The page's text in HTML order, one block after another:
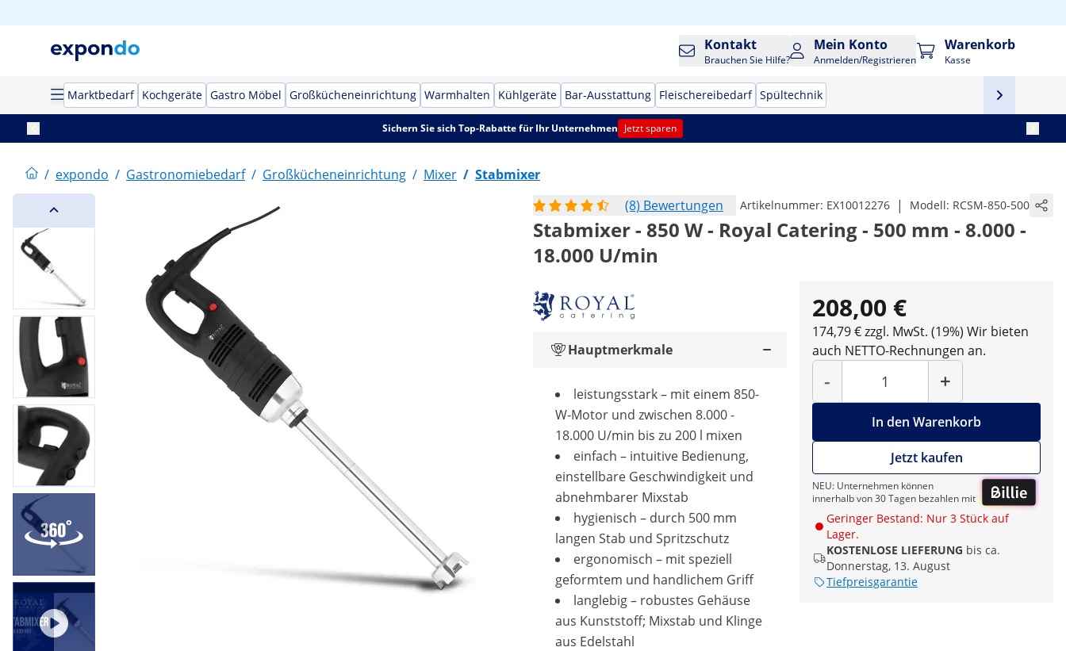
Kontakt
Brauchen Sie Hilfe?
Mein Konto
Anmelden/Registrieren
Warenkorb
Kasse
Marktbedarf Kochgeräte Gastro Möbel Großkücheneinrichtung Warmhalten Kühlgeräte Bar-Ausstattung Fleischereibedarf Spültechnik
Sichern Sie sich Top-Rabatte für Ihr Unternehmen Jetzt sparen
/ expondo / Gastronomiebedarf / Großkücheneinrichtung / Mixer / Stabmixer
(8) Bewertungen
Artikelnummer: EX10012276 | Modell: RCSM-850-500
Stabmixer - 850 W - Royal Catering - 500 mm - 8.000 -
18.000 U/min
208,00 €
174,79 € zzgl. MwSt. (19%) Wir bieten
auch NETTO-Rechnungen an.
-
Menge
+
In den Warenkorb
Jetzt kaufen
NEU: Unternehmen können
innerhalb von 30 Tagen bezahlen mit
Geringer Bestand: Nur 3 Stück auf
Lager.
KOSTENLOSE LIEFERUNG bis ca.
Donnerstag, 13. August
Tiefpreisgarantie
Hauptmerkmale
leistungsstark – mit einem 850-
W-Motor und zwischen 8.000 -
18.000 U/min bis zu 200 l mixen
einfach – intuitive Bedienung,
einstellbare Geschwindigkeit und
abnehmbarer Mixstab
hygienisch – durch 500 mm
langen Stab und Spritzschutz
ergonomisch – mit speziell
geformtem und handlichem Griff
langlebig – robustes Gehäuse
aus Kunststoff; Mixstab und Klinge
aus Edelstahl